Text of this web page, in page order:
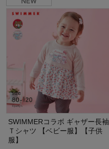
SWIMMERコラボ ギャザー長袖
Ｔシャツ 【ベビー服】【子供
服】